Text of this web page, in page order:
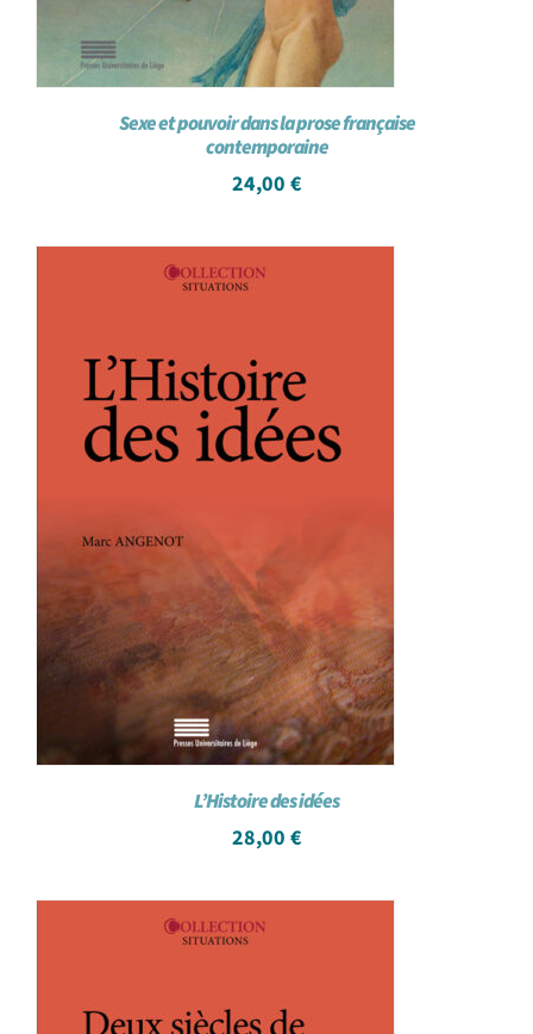
Sexe et pouvoir dans la prose française
contemporaine
24,00 €
L’Histoire des idées
28,00 €